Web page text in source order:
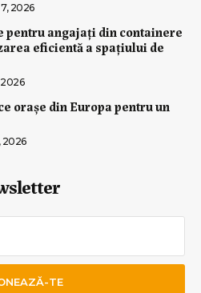
2026
pentru angajați din containere
eficientă a spațiului de
orașe din Europa pentru un
2026
TE